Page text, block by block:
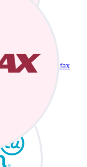
Equifax